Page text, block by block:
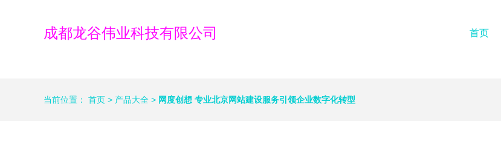
成都龙谷伟业科技有限公司 首页
当前位置： 首页 > 产品大全 > 网度创想 专业北京网站建设服务引领企业数字化转型